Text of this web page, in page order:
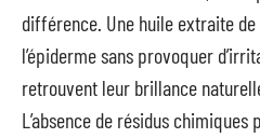
différence. Une huile extraite
l’épiderme sans provoquer
retrouvent leur brillance
L’absence de résidus